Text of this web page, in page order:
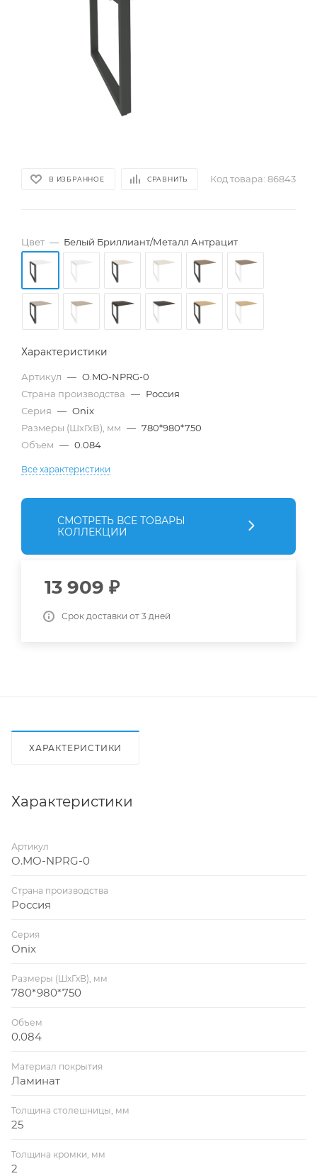
В ИЗБРАННОЕ СРАВНИТЬ Код товара: 86843
Цвет — Белый Бриллиант/Металл Антрацит
Характеристики
Артикул — O.MO-NPRG-0
Страна производства — Россия
Серия — Onix
Размеры (ШхГхВ), мм — 780*980*750
Объем — 0.084
Все характеристики
СМОТРЕТЬ ВСЕ ТОВАРЫ
КОЛЛЕКЦИИ
13 909 ₽
Срок доставки от 3 дней
ХАРАКТЕРИСТИКИ
Характеристики
Артикул
O.MO-NPRG-0
Страна производства
Россия
Серия
Onix
Размеры (ШхГхВ), мм
780*980*750
Объем
0.084
Материал покрытия
Ламинат
Толщина столешницы, мм
25
Толщина кромки, мм
2